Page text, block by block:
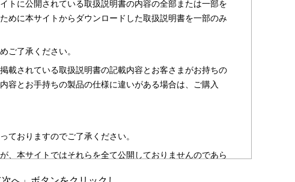
トに公開されている取扱説明書の内容の全部または一部を
めに本サイトからダウンロードした取扱説明書を一部のみ
ご了承ください。
載されている取扱説明書の記載内容とお客さまがお持ちの
容とお手持ちの製品の仕様に違いがある場合は、ご購入
ておりますのでご了承ください。
、本サイトではそれらを全て公開しておりませんのであら